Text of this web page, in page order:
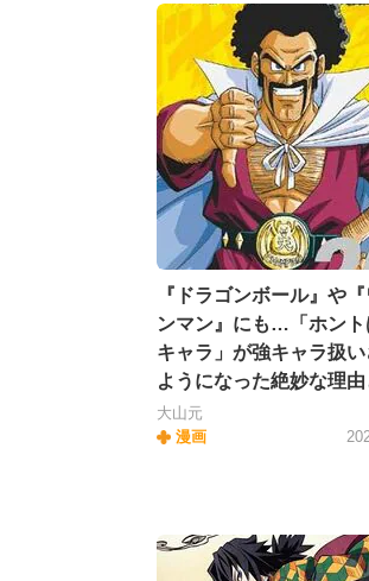
『ドラゴンボール』や
ンマン』にも…「ホント
キャラ」が強キャラ扱
ようになった絶妙な理由
大山元
漫画